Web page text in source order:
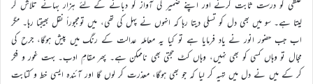
غلطی کو درست ثابت کرنے اور اپنے ضمیر کی آواز کو دبانے کے لئے ہزار بہانے تلاش کر
لیتا ہے۔ سو میں بھی دل کو تسلی دیتا رہا کہ انہوں نے پہل کی تھی، میں تومجبوراً نقل بھیجتا رہا۔ مگر
اب جب حضور انور نے یاد فرمایا ہے تو کیا یہ معاملہ عدالت کے رنگ میں پیش ہوگا، جرح کی
مجال تو وہاں کسی کو بھی نہیں، وہاں کٹ حجتی بھی ناممکن ہے۔ پھر مقامِ ادب۔ بہت غور و فکر
کر کے میں نے دل میں تہیہ کر لیا کہ جو بھی ہوگا، معذرت کر لوں گا اور آئندہ ایسی خط و کتابت